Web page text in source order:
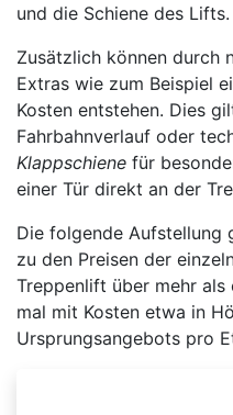
und die Schiene des Lifts.
Zusätzlich können durch
Extras wie zum Beispiel
Kosten entstehen. Dies
Fahrbahnverlauf oder
Klappschiene für
einer Tür direkt an der
Die folgende Aufstellung
zu den Preisen der
Treppenlift über mehr als
mal mit Kosten etwa in
Ursprungsangebots pro